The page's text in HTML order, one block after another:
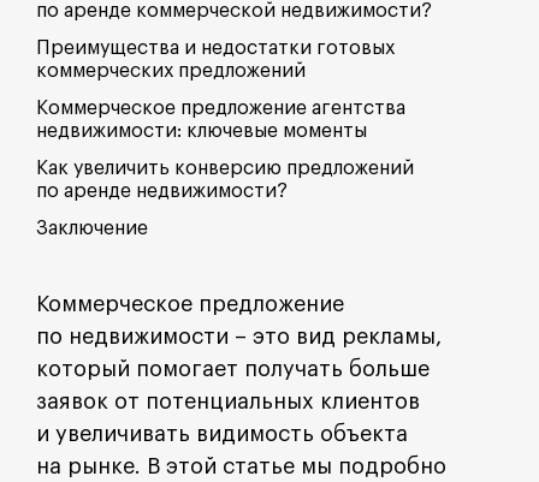
по аренде коммерческой недвижимости?
Преимущества и недостатки готовых
коммерческих предложений
Коммерческое предложение агентства
недвижимости: ключевые моменты
Как увеличить конверсию предложений
по аренде недвижимости?
Заключение
Коммерческое предложение
по недвижимости – это вид рекламы,
который помогает получать больше
заявок от потенциальных клиентов
и увеличивать видимость объекта
на рынке. В этой статье мы подробно